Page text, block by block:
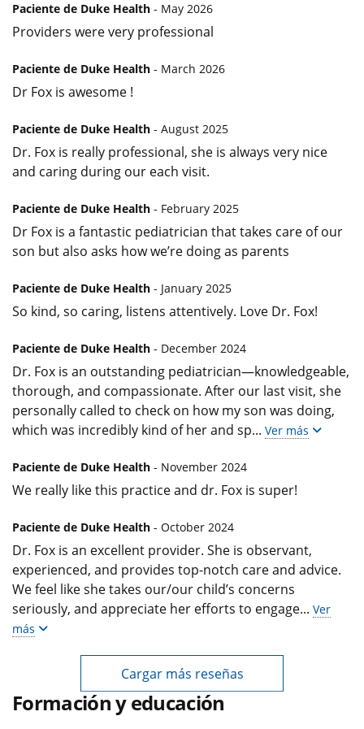
Paciente de Duke Health - May 2026
Providers were very professional
Paciente de Duke Health - March 2026
Dr Fox is awesome !
Paciente de Duke Health - August 2025
Dr. Fox is really professional, she is always very nice
and caring during our each visit.
Paciente de Duke Health - February 2025
Dr Fox is a fantastic pediatrician that takes care of our
son but also asks how we’re doing as parents
Paciente de Duke Health - January 2025
So kind, so caring, listens attentively. Love Dr. Fox!
Paciente de Duke Health - December 2024
Dr. Fox is an outstanding pediatrician—knowledgeable,
thorough, and compassionate. After our last visit, she
personally called to check on how my son was doing,
which was incredibly kind of her and sp... Ver más
Paciente de Duke Health - November 2024
We really like this practice and dr. Fox is super!
Paciente de Duke Health - October 2024
Dr. Fox is an excellent provider. She is observant,
experienced, and provides top-notch care and advice.
We feel like she takes our/our child’s concerns
seriously, and appreciate her efforts to engage... Ver
más
Cargar más reseñas
Formación y educación